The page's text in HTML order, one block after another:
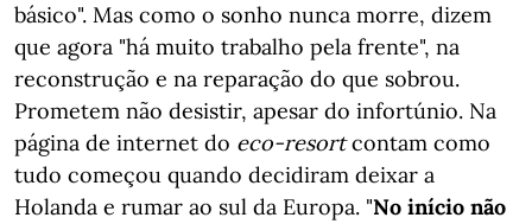
básico". Mas como o sonho nunca morre, dizem
que agora "há muito trabalho pela frente", na
reconstrução e na reparação do que sobrou.
Prometem não desistir, apesar do infortúnio. Na
página de internet do eco-resortcontam como
tudo começou quando decidiram deixar a
Holanda e rumar ao sul da Europa. "No início não